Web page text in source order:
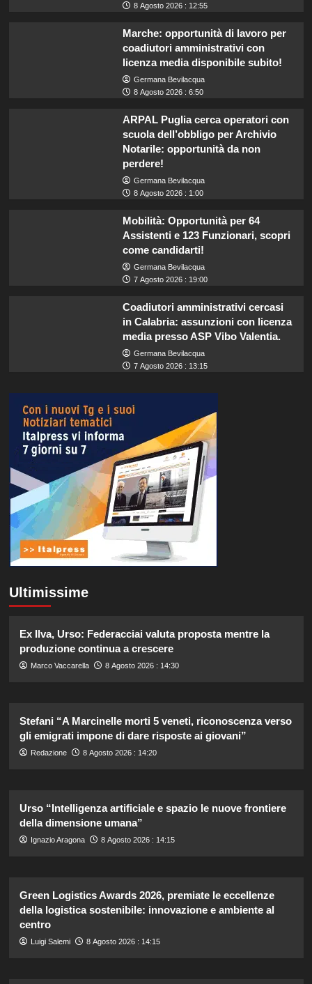
8 Agosto 2026 : 12:55
Marche: opportunità di lavoro per
coadiutori amministrativi con
licenza media disponibile subito!
Germana Bevilacqua
8 Agosto 2026 : 6:50
ARPAL Puglia cerca operatori con
scuola dell’obbligo per Archivio
Notarile: opportunità da non
perdere!
Germana Bevilacqua
8 Agosto 2026 : 1:00
Mobilità: Opportunità per 64
Assistenti e 123 Funzionari, scopri
come candidarti!
Germana Bevilacqua
7 Agosto 2026 : 19:00
Coadiutori amministrativi cercasi
in Calabria: assunzioni con licenza
media presso ASP Vibo Valentia.
Germana Bevilacqua
7 Agosto 2026 : 13:15
Ultimissime
Ex Ilva, Urso: Federacciai valuta proposta mentre la
produzione continua a crescere
Marco Vaccarella 8 Agosto 2026 : 14:30
Stefani “A Marcinelle morti 5 veneti, riconoscenza verso
gli emigrati impone di dare risposte ai giovani”
Redazione 8 Agosto 2026 : 14:20
Urso “Intelligenza artificiale e spazio le nuove frontiere
della dimensione umana”
Ignazio Aragona 8 Agosto 2026 : 14:15
Green Logistics Awards 2026, premiate le eccellenze
della logistica sostenibile: innovazione e ambiente al
centro
Luigi Salemi 8 Agosto 2026 : 14:15